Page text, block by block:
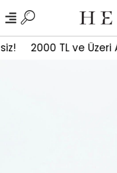
2000 TL ve